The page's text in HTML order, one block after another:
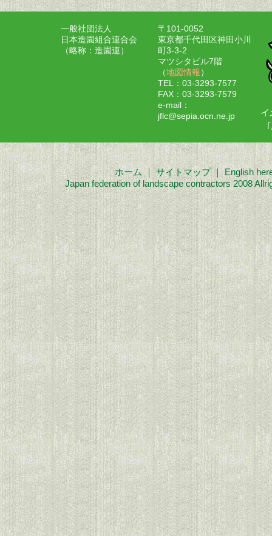
一般社団法人
日本造園組合連合会
（略称：造園連）
〒101-0052
東京都千代田区神田小川
町3-3-2
マツシタビル7階
（地図情報）
TEL：03-3293-7577
FAX：03-3293-7579
e-mail：
jflc@sepia.ocn.ne.jp
ホーム ｜ サイトマップ｜English
Japan federation of landscape contractors 2008